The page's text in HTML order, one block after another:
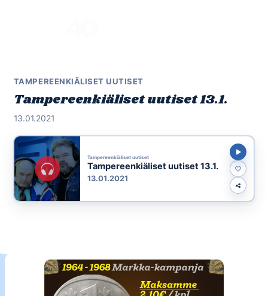
TAMPEREENKIÄLISET UUTISET
Tampereenkiäliset uutiset 13.1.
13.01.2021
Tampereenkiäliset uutiset
Tampereenkiäliset uutiset 13.1.
13.01.2021